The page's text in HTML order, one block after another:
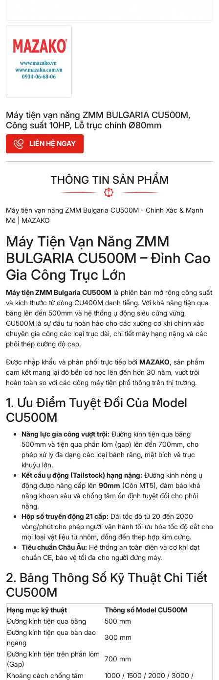
Máy tiện vạn năng ZMM BULGARIA CU500M,
Công suất 10HP, Lỗ trục chính Ø80mm
LIÊN HỆ NGAY
THÔNG TIN SẢN PHẨM
Máy tiện vạn năng ZMM Bulgaria CU500M - Chính Xác & Mạnh
Mẽ | MAZAKO
Máy Tiện Vạn Năng ZMM
BULGARIA CU500M – Đỉnh Cao
Gia Công Trục Lớn
Máy tiện ZMM Bulgaria CU500M là phiên bản mở rộng công suất
và kích thước từ dòng CU400M danh tiếng. Với khả năng tiện qua
băng lên đến 500mm và hệ thống ụ động siêu cứng vững,
CU500M là sự đầu tư hoàn hảo cho các xưởng cơ khí chính xác
chuyên gia công các loại trục dài, chi tiết máy hạng nặng và các
phôi thép cường độ cao.
Được nhập khẩu và phân phối trực tiếp bởi MAZAKO, sản phẩm
cam kết mang lại độ bền cơ học lên đến hơn 30 năm, vượt trội
hoàn toàn so với các dòng máy tiện phổ thông trên thị trường.
1. Ưu Điểm Tuyệt Đối Của Model
CU500M
Năng lực gia công vượt trội: Đường kính tiện qua băng
500mm và tiện qua phần lõm (gap) lên đến 700mm, cho
phép xử lý đa dạng các loại bánh răng, mặt bích và trục
khuỷu lớn.
Kết cấu ụ động (Tailstock) hạng nặng: Đường kính nòng ụ
động được nâng cấp lên 90mm (Côn MT5), đảm bảo khả
năng khoan sâu và chống tâm ổn định tuyệt đối cho phôi
nặng.
Hộp số truyền động 21 cấp: Dải tốc độ từ 20 đến 2000
vòng/phút cho phép người vận hành tối ưu hóa tốc độ cắt cho
mọi loại vật liệu từ nhôm, đồng đến thép hợp kim cứng.
Tiêu chuẩn Châu Âu: Hệ thống an toàn điện và cơ khí đạt
chuẩn CE, bảo vệ tối đa cho người đứng máy.
2. Bảng Thông Số Kỹ Thuật Chi Tiết
CU500M
Hạng mục kỹ thuật
Thông số Model CU500M
Đường kính tiện qua băng
500 mm
Đường kính tiện qua bàn dao
ngang
300 mm
Đường kính tiện trên phần lõm
(Gap)
700 mm
Khoảng cách chống tâm
1000 / 1500 / 2000 / 3000 /